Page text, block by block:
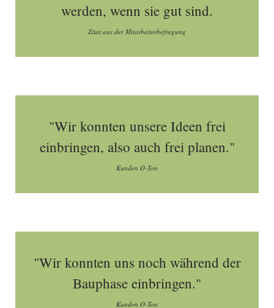
werden, wenn sie gut sind.
Zitat aus der Mitarbeiterbefragung
"Wir konnten unsere Ideen frei
einbringen, also auch frei planen."
Kunden O-Ton
"Wir konnten uns noch während der
Bauphase einbringen."
Kunden O-Ton